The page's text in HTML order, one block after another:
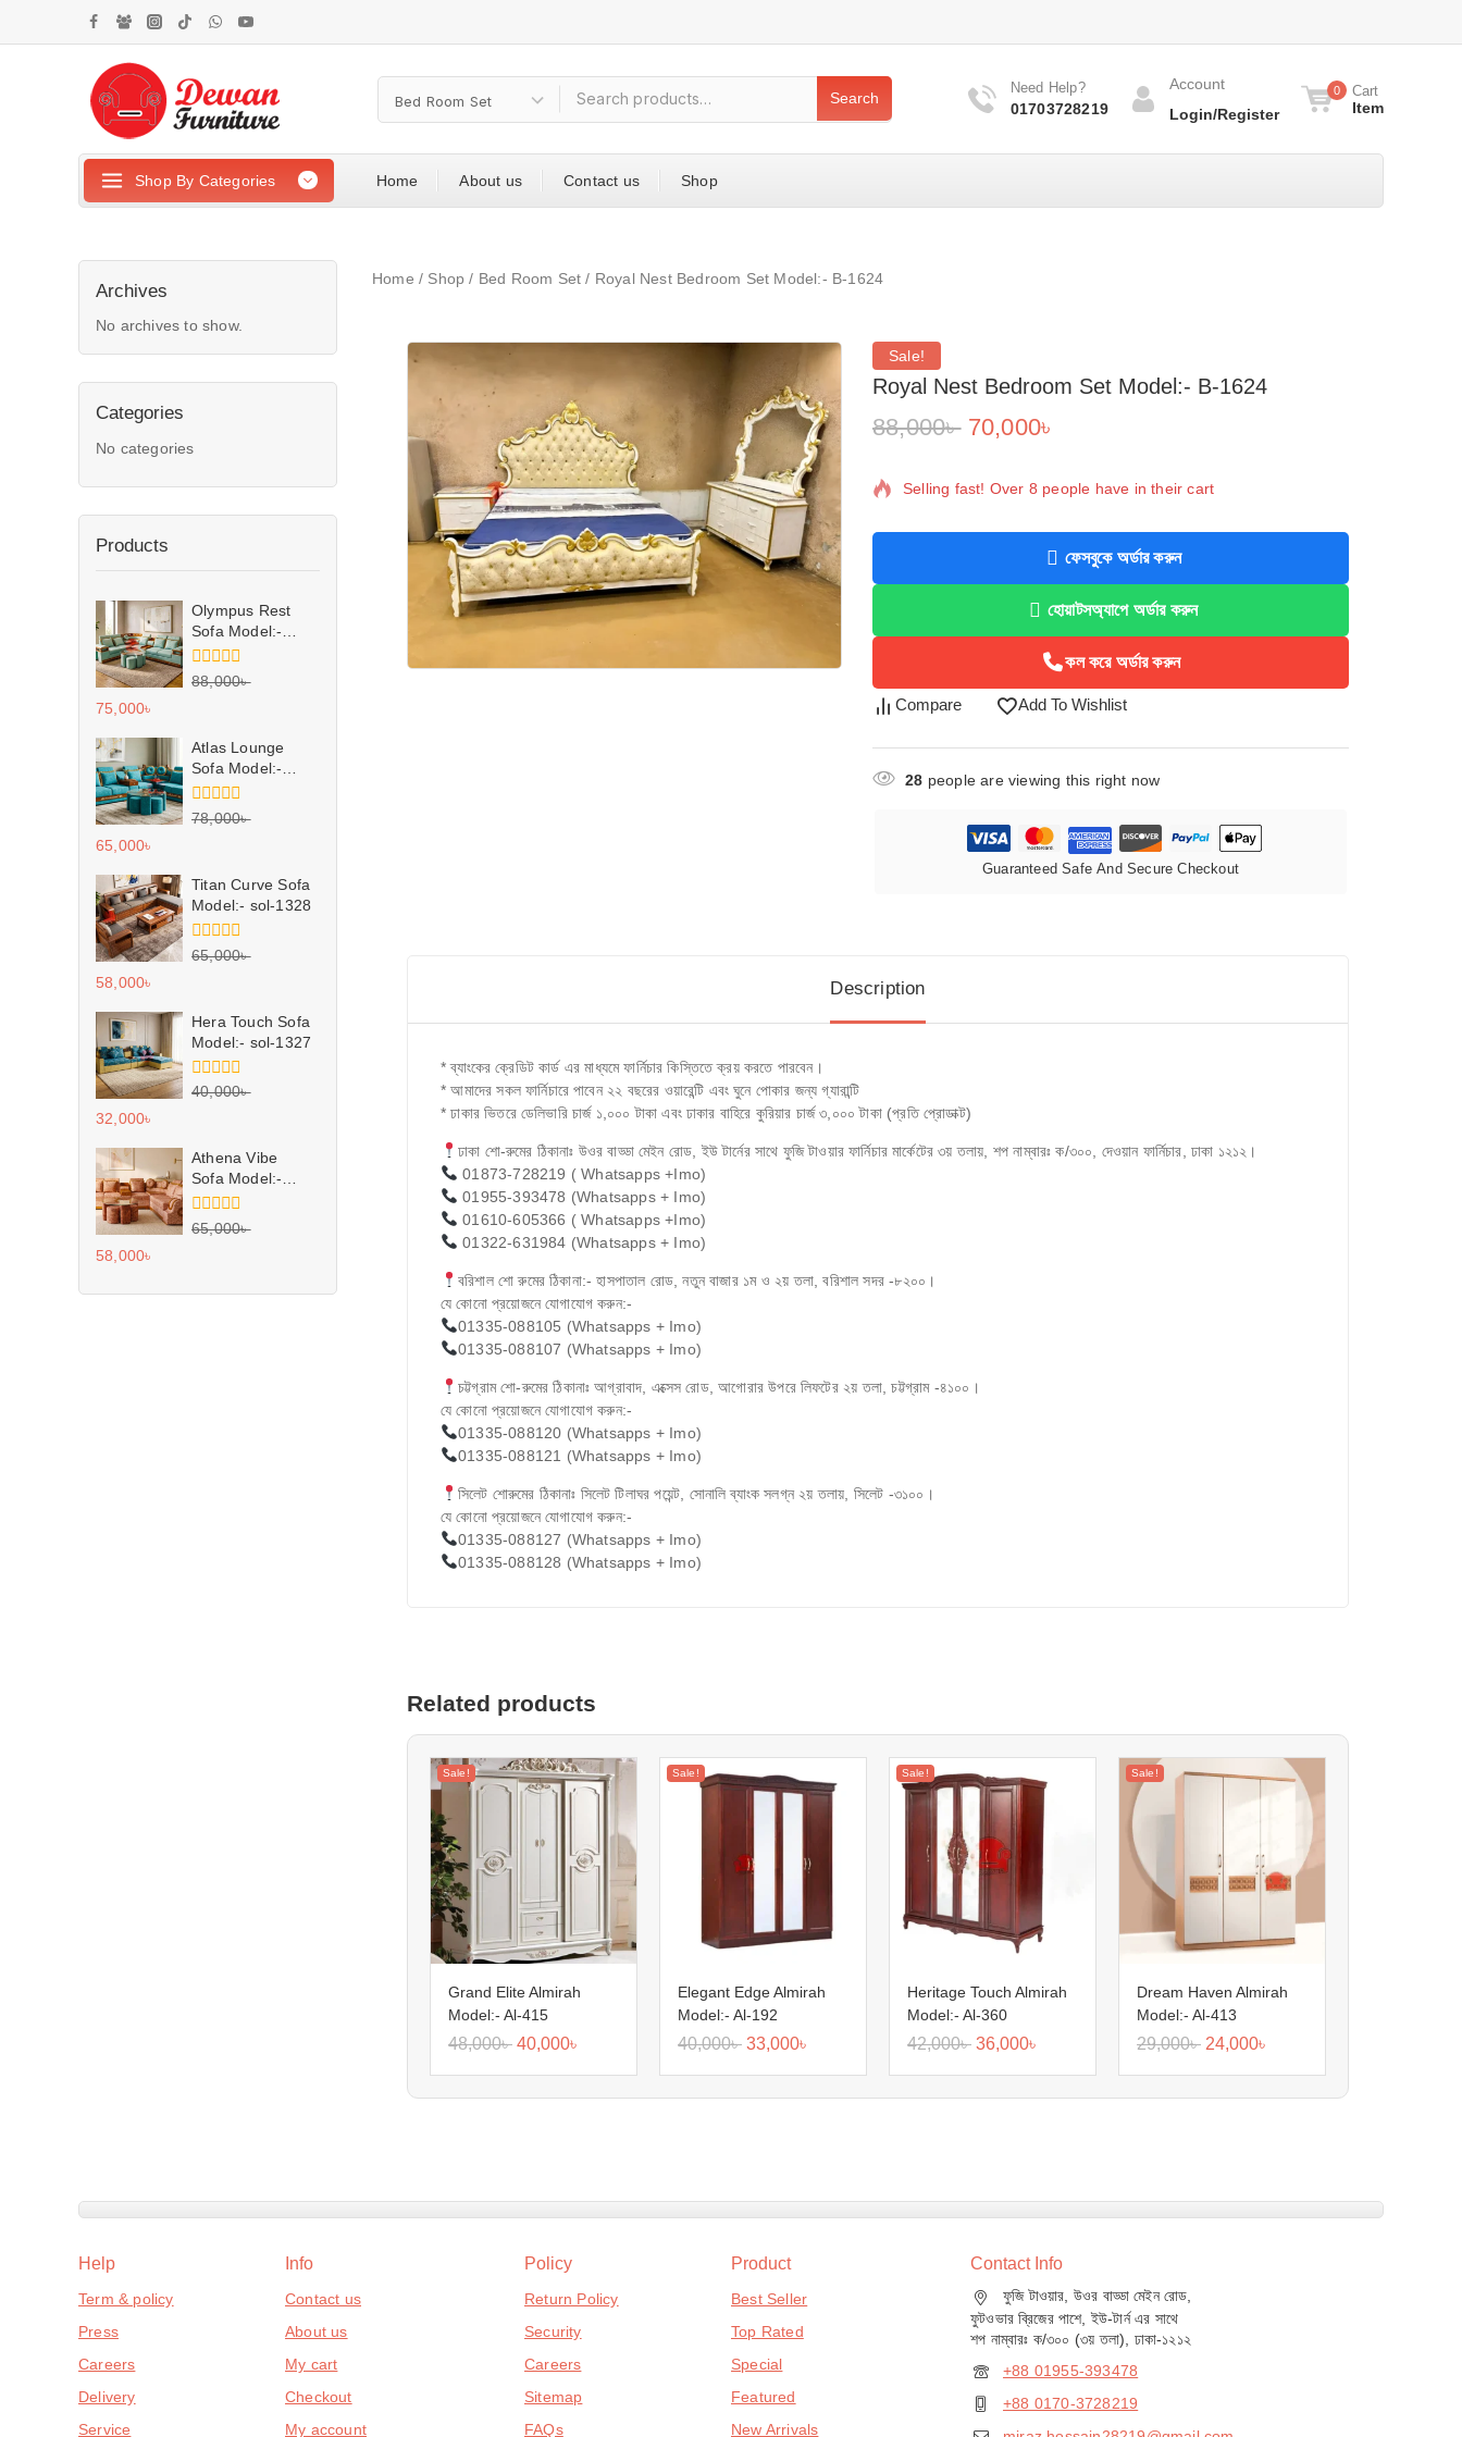
Search
Need Help?
01703728219
Account
Login/Register
0 Cart
Item
Shop By Categories Home About us Contact us Shop
Home / Shop / Bed Room Set / Royal Nest Bedroom Set Model:- B-1624
Sale!
Royal Nest Bedroom Set Model:- B-1624
88,000৳ 70,000৳
6 products sold in last 3 hours
Selling fast! Over 8 people have in their cart
ফেসবুকে অর্ডার করুন
হোয়াটসঅ্যাপে অর্ডার করুন
কল করে অর্ডার করুন
Compare Add To Wishlist
28 people are viewing this right now
Guaranteed Safe And Secure Checkout
Description
* ব্যাংকের ক্রেডিট কার্ড এর মাধ্যমে ফার্নিচার কিস্তিতে ক্রয় করতে পারবেন।
* আমাদের সকল ফার্নিচারে পাবেন ২২ বছরের ওয়ারেন্টি এবং ঘুনে পোকার জন্য গ্যারান্টি
* ঢাকার ভিতরে ডেলিভারি চার্জ ১,০০০ টাকা এবং ঢাকার বাহিরে কুরিয়ার চার্জ ৩,০০০ টাকা (প্রতি প্রোডাক্ট)
ঢাকা শো-রুমের ঠিকানাঃ উওর বাড্ডা মেইন রোড, ইউ টার্নের সাথে ফুজি টাওয়ার ফার্নিচার মার্কেটের ৩য় তলায়, শপ নাম্বারঃ ক/৩০০, দেওয়ান ফার্নিচার, ঢাকা ১২১২।
01873-728219 ( Whatsapps +Imo)
01955-393478 (Whatsapps + Imo)
01610-605366 ( Whatsapps +Imo)
01322-631984 (Whatsapps + Imo)
বরিশাল শো রুমের ঠিকানা:- হাসপাতাল রোড, নতুন বাজার ১ম ও ২য় তলা, বরিশাল সদর -৮২০০।
যে কোনো প্রয়োজনে যোগাযোগ করুন:-
01335-088105 (Whatsapps + Imo)
01335-088107 (Whatsapps + Imo)
চট্টগ্রাম শো-রুমের ঠিকানাঃ আগ্রাবাদ, এক্সেস রোড, আগোরার উপরে লিফটের ২য় তলা, চট্টগ্রাম -৪১০০।
যে কোনো প্রয়োজনে যোগাযোগ করুন:-
01335-088120 (Whatsapps + Imo)
01335-088121 (Whatsapps + Imo)
সিলেট শোরুমের ঠিকানাঃ সিলেট টিলাঘর পয়েন্ট, সোনালি ব্যাংক সলগ্ন ২য় তলায়, সিলেট -৩১০০।
যে কোনো প্রয়োজনে যোগাযোগ করুন:-
01335-088127 (Whatsapps + Imo)
01335-088128 (Whatsapps + Imo)
Related products
Sale!
Grand Elite Almirah
Model:- Al-415
48,000৳ 40,000৳
Sale!
Elegant Edge Almirah
Model:- Al-192
40,000৳ 33,000৳
Sale!
Heritage Touch Almirah
Model:- Al-360
42,000৳ 36,000৳
Sale!
Dream Haven Almirah
Model:- Al-413
29,000৳ 24,000৳
Archives
No archives to show.
Categories
No categories
Products
Olympus Rest
Sofa Model:-
sol-1330
0
88,000৳
75,000৳
Atlas Lounge
Sofa Model:-
sol-1329
0
78,000৳
65,000৳
Titan Curve Sofa
Model:- sol-1328
0
65,000৳
58,000৳
Hera Touch Sofa
Model:- sol-1327
0
40,000৳
32,000৳
Athena Vibe
Sofa Model:-
sol-1326
0
65,000৳
58,000৳
Help
Term & policy
Press
Careers
Delivery
Service
Info
Contact us
About us
My cart
Checkout
My account
Policy
Return Policy
Security
Careers
Sitemap
FAQs
Product
Best Seller
Top Rated
Special
Featured
New Arrivals
Contact Info
ফুজি টাওয়ার, উওর বাড্ডা মেইন রোড,
ফুটওভার ব্রিজের পাশে, ইউ-টার্ন এর সাথে
শপ নাম্বারঃ ক/৩০০ (৩য় তলা), ঢাকা-১২১২
+88 01955-393478
+88 0170-3728219